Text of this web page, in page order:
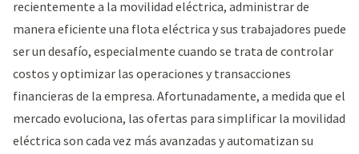
recientemente a la movilidad eléctrica, administrar de
manera eficiente una flota eléctrica y sus trabajadores puede
ser un desafío, especialmente cuando se trata de controlar
costos y optimizar las operaciones y transacciones
financieras de la empresa. Afortunadamente, a medida que el
mercado evoluciona, las ofertas para simplificar la movilidad
eléctrica son cada vez más avanzadas y automatizan su